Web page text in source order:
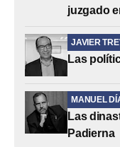
juzgado
JAVIER
Las
MANUEL
Las
Padierna